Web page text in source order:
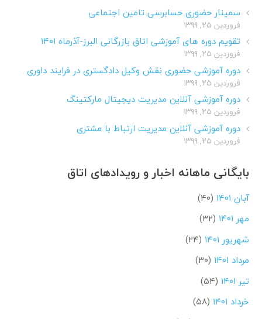
سمینار حضوری حسابرسی تامین اجتماعی
فروردین ۲۵, ۱۳۹۹
تقویم دوره های آموزشی اتاق بازرگانی البرز-آذرماه ۱۴۰۱
فروردین ۲۵, ۱۳۹۹
دوره آموزشی حضوری نقش وکیل دادگستری در فرایند داوری
فروردین ۲۵, ۱۳۹۹
دوره آموزشی آنلاین مدیریت دیجیتال مارکتینگ
فروردین ۲۵, ۱۳۹۹
دوره آموزشی آنلاین مدیریت ارتباط با مشتری
فروردین ۲۵, ۱۳۹۹
بایگانی ماهانه اخبار و رویدادهای اتاق
آبان ۱۴۰۱
(۴۰)
مهر ۱۴۰۱
(۳۲)
شهریور ۱۴۰۱
(۲۴)
مرداد ۱۴۰۱
(۳۰)
تیر ۱۴۰۱
(۵۴)
خرداد ۱۴۰۱
(۵۸)